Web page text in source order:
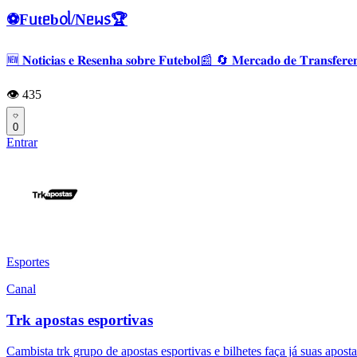
⚽️Fᥙtᥱb᥆ᥣ/Nᥱᥕ᥉🏆
🆕 𝐍𝐨𝐭𝐢𝐜𝐢𝐚𝐬 𝐞 𝐑𝐞𝐬𝐞𝐧𝐡𝐚 𝐬𝐨𝐛𝐫𝐞 𝐅𝐮𝐭𝐞𝐛𝐨𝐥📰 🔄 𝐌𝐞𝐫𝐜𝐚𝐝𝐨 𝐝𝐞
👁️ 435
0
Entrar
Esportes
Canal
Trk apostas esportivas
Cambista trk grupo de apostas esportivas e bilhetes faça já suas aposta